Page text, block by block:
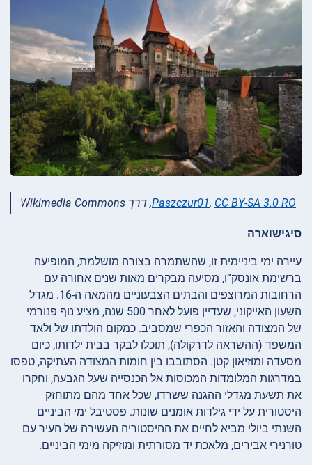
Paszczur01, CC BY-SA 3.0 RO , דרך Wikimedia Commons
סיגישוארה
עיירה ימי ביניימית זו, שהשתמרה בצורה מושלמת, המופיעה
ברשימת אונסק”ו, מסיעה מבקרים מאות שנים אחורה עם
הרחובות המרוצפים והבתים הצבעוניים מהמאה ה-16. מגדל
השעון האייקוני, שעדיין פועל לאחר 500 שנה, מציע נוף פנורמי
של המצודה והאזור הכפרי שמסביב. כמקום הולדתו של ולאד
המשפד (ההשראה לדרקולה), תוכלו לבקר בבית ילדותו, כיום
מסעדה ומוזיאון קטן. הסתובבו בין חומות המצודה העתיקה, טפסו
במדרגות המלומדות המכוסות אל הכנסייה שעל הגבעה, וחקרו
את תשעת מגדלי ההגנה ששרדו, שכל אחד מהם מתוחזק
היסטורית על ידי גילדות אומנים שונות. פסטיבל ימי הביניים
השנתי ביולי מביא לחיים את ההיסטוריה העשירה של העיר עם
טורנירי אבירים, מלאכת יד מסורתית ומוזיקה מימי הביניים.